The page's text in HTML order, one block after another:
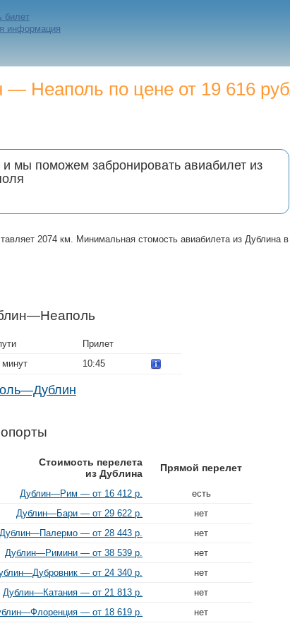
билет
информация
Неаполь по цене от 19 616
мы поможем забронировать авиабилет из
2074 км. Минимальная стомость авиабилета из Дублина в
Прилет
минут 10:45
Стоимость перелета
из Дублина
Прямой перелет
Дублин—Рим — от 16 412 р.
есть
Дублин—Бари — от 29 622 р.
нет
Дублин—Палермо — от 28 443 р.
нет
Дублин—Римини — от 38 539 р.
нет
— от 24 340 р.
нет
Дублин—Катания — от 21 813 р.
нет
— от 18 619 р. нет